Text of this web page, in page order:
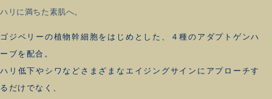
ハリに満ちた素肌へ。
ゴジベリーの植物幹細胞をはじめとした、４種のアダプトゲンハ
ーブを配合。
ハリ低下やシワなどさまざまなエイジングサインにアプローチす
るだけでなく、